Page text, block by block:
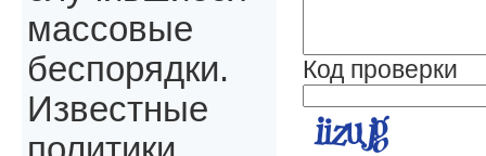
Код проверки
массовые
беспорядки.
Известные